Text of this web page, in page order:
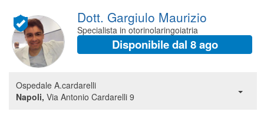
Dott. Gargiulo Maurizio
Specialista in otorinolaringoiatria
Disponibile dal 8 ago
Ospedale A.cardarelli
Napoli, Via Antonio Cardarelli 9